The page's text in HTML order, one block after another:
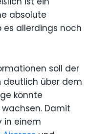
absolute
es allerdings noch
soll der
deutlich über dem
könnte
wachsen. Damit
in einem